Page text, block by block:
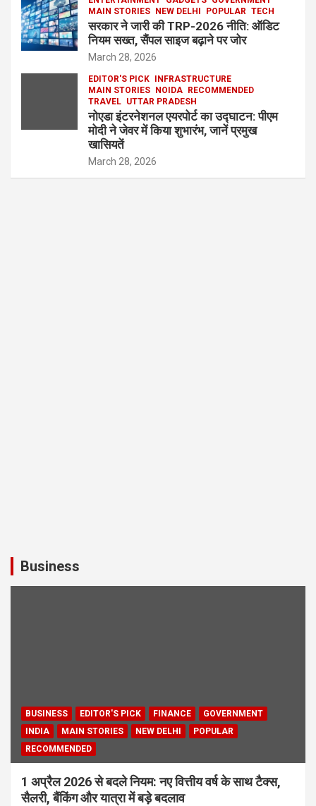
MAIN STORIES
NEW DELHI POPULAR TECH
सरकार ने जारी की TRP-2026 नीति: ऑडिट
नियम सख्त, सैंपल साइज बढ़ाने पर जोर
March 28, 2026
EDITOR'S PICK
INFRASTRUCTURE
MAIN STORIES
NOIDA
RECOMMENDED
TRAVEL UTTAR PRADESH
नोएडा इंटरनेशनल एयरपोर्ट का उद्घाटन: पीएम
मोदी ने जेवर में किया शुभारंभ, जानें प्रमुख
खासियतें
March 28, 2026
Business
BUSINESS EDITOR'S PICK FINANCE
GOVERNMENT
INDIA
MAIN STORIES NEW DELHI
POPULAR
RECOMMENDED
1 अप्रैल 2026 से बदले नियम: नए वित्तीय वर्ष के साथ टैक्स,
सैलरी, बैंकिंग और यात्रा में बड़े बदलाव